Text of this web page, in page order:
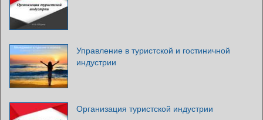
Управление в туристской и гостиничной
индустрии
Организация туристской индустрии